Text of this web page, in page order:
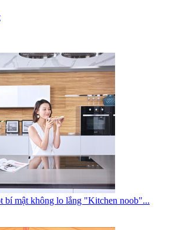
bí mật không lo lắng "Kitchen noob"...